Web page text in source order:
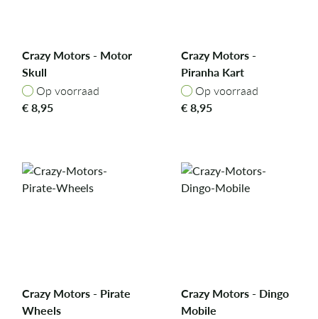
Crazy Motors - Motor
Skull
Op voorraad
Op voorraad
€8,95
Crazy Motors -
Piranha Kart
Op voorraad
Op voorraad
€8,95
Crazy Motors - Pirate
Wheels
Crazy Motors - Dingo
Mobile